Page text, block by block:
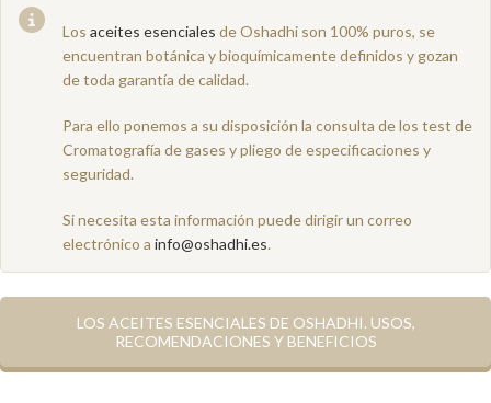
Los aceites esenciales de Oshadhi son 100% puros, se
encuentran botánica y bioquímicamente definidos y gozan
de toda garantía de calidad.
Para ello ponemos a su disposición la consulta de los test de
Cromatografía de gases y pliego de especificaciones y
seguridad.
Si necesita esta información puede dirigir un correo
electrónico a info@oshadhi.es.
LOS ACEITES ESENCIALES DE OSHADHI. USOS,
RECOMENDACIONES Y BENEFICIOS